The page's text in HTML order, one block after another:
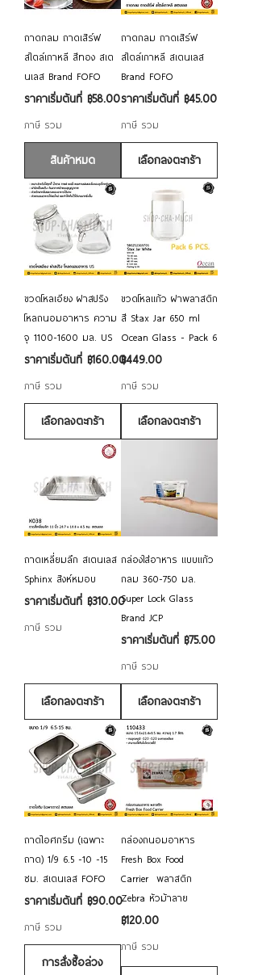
ถาดกลม ถาดเสิร์ฟ
สไตล์เกาหลี สีทอง สเต
นเลส Brand FOFO
ราคาเริ่มต้นที่ ฿58.00
ราคาขายลด
ภาษี รวม
สินค้าหมด
ถาดกลม ถาดเสิร์ฟ
สไตล์เกาหลี สเตนเลส
Brand FOFO
ราคาเริ่มต้นที่ ฿45.00
ราคาขายลด
ภาษี รวม
เลือกลงตะกร้า
ขวดโหลเอียง ฝาสปริง
โหลถนอมอาหาร ความ
จุ 1100-1600 มล. US
ราคาเริ่มต้นที่ ฿160.00
ราคาขายลด
ภาษี รวม
เลือกลงตะกร้า
ขวดโหลแก้ว ฝาพลาสติก
สี Stax Jar​​​​​​​ 650 ml
Ocean Glass - Pack 6
ราคา
฿449.00
ภาษี รวม
เลือกลงตะกร้า
ถาดเหลี่ยมลึก สเตนเลส
Sphinx สิงห์หมอบ
ราคาเริ่มต้นที่ ฿310.00
ราคาขายลด
ภาษี รวม
เลือกลงตะกร้า
กล่องใส่อาหาร แบบแก้ว
กลม 360-750 มล.
Super Lock Glass
Brand JCP
ราคาเริ่มต้นที่ ฿75.00
ราคาขายลด
ภาษี รวม
เลือกลงตะกร้า
ถาดไอศกรีม (เฉพาะ
ถาด) 1/9 6.5 -10 -15
ซม. สเตนเลส FOFO
ราคาเริ่มต้นที่ ฿90.00
ราคาขายลด
ภาษี รวม
การสั่งซื้อล่วง
กล่องถนอมอาหาร
Fresh Box Food
Carrier พลาสติก
Zebra หัวม้าลาย
ราคา
฿120.00
ภาษี รวม